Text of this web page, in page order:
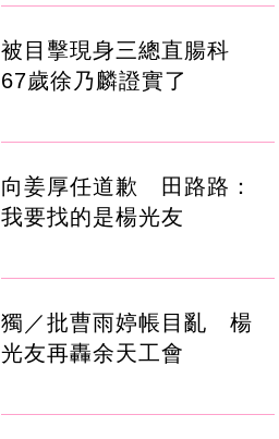
被目擊現身三總直腸科
67歲徐乃麟證實了
向姜厚任道歉 田路路：
我要找的是楊光友
獨／批曹雨婷帳目亂 楊
光友再轟余天工會